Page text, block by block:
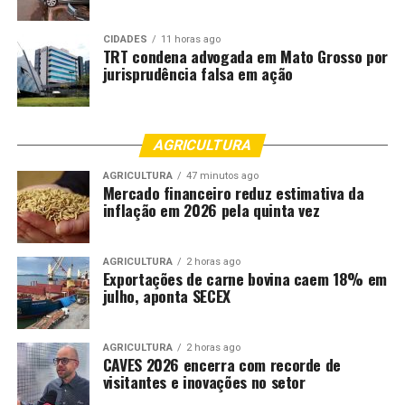
CIDADES 11 horas ago
TRT condena advogada em Mato Grosso por
jurisprudência falsa em ação
AGRICULTURA
AGRICULTURA 47 minutos ago
Mercado financeiro reduz estimativa da
inflação em 2026 pela quinta vez
AGRICULTURA 2 horas ago
Exportações de carne bovina caem 18% em
julho, aponta SECEX
AGRICULTURA 2 horas ago
CAVES 2026 encerra com recorde de
visitantes e inovações no setor